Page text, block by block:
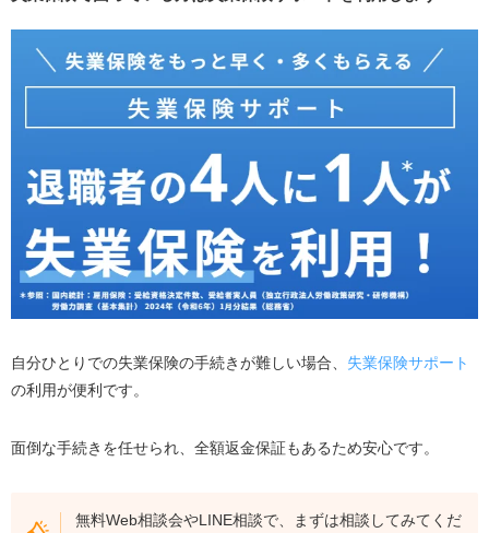
自分ひとりでの失業保険の手続きが難しい場合、 失業保険サポート
の利用が便利です。
面倒な手続きを任せられ、全額返金保証もあるため安心です。
無料Web相談会やLINE相談で、まずは相談してみてくだ